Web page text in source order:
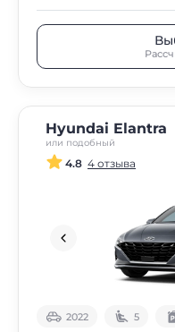
Hyundai Elantra
или подобный
4.8 4 отзыва
2022 5